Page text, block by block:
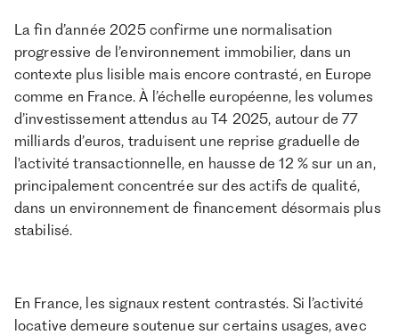
La fin d’année 2025 confirme une normalisation
progressive de l’environnement immobilier, dans un
contexte plus lisible mais encore contrasté, en Europe
comme en France. À l’échelle européenne, les volumes
d’investissement attendus au T4 2025, autour de 77
milliards d’euros, traduisent une reprise graduelle de
l'activité transactionnelle, en hausse de 12 % sur un an,
principalement concentrée sur des actifs de qualité,
dans un environnement de financement désormais plus
stabilisé.
En France, les signaux restent contrastés. Si l’activité
locative demeure soutenue sur certains usages, avec